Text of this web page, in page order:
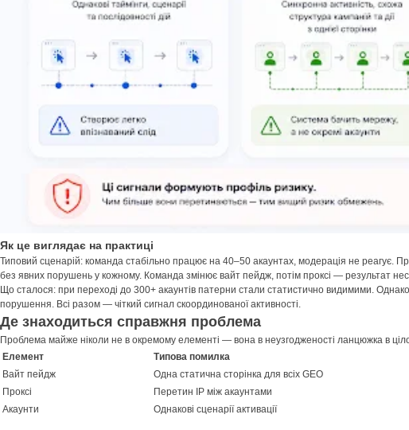
Як це виглядає на практиці
Типовий сценарій: команда стабільно працює на 40–50 акаунтах, модерація не реагує.
без явних порушень у кожному. Команда змінює вайт пейдж, потім проксі — результат
Що сталося: при переході до 300+ акаунтів патерни стали статистично видимими.
порушення. Всі разом — чіткий сигнал скоординованої активності.
Де знаходиться справжня проблема
Проблема майже ніколи не в окремому елементі — вона в неузгодженості ланцюжка в
Елемент
Типова помилка
Вайт пейдж
Одна статична сторінка для всіх GEO
Проксі
Перетин IP між акаунтами
Акаунти
Однакові сценарії активації